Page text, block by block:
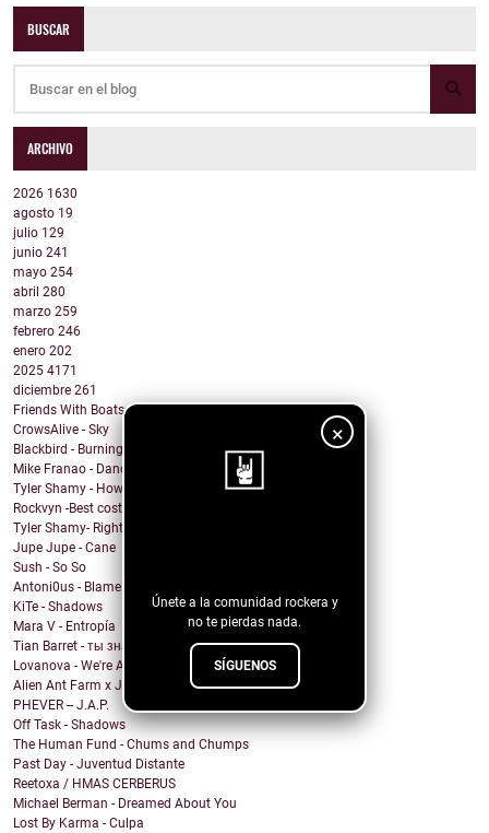
×
Únete a la comunidad rockera y
no te pierdas nada.
SÍGUENOS
BUSCAR
ARCHIVO
2026 1630
agosto 19
julio 129
junio 241
mayo 254
abril 280
marzo 259
febrero 246
enero 202
2025 4171
diciembre 261
Friends With Boats - What You Got
CrowsAlive - Sky
Blackbird - Burning Heart
Mike Franao - Dance for me
Tyler Shamy - How are you ok?
Rockvyn -Best costumer
Tyler Shamy- Right?
Jupe Jupe - Cane
Sush - So So
Antoni0us - Blame me
KiTe - Shadows
Mara V - Entropía
Tian Barret - ты знаешь, где мои ключи?
Lovanova - We're All In It Together
Alien Ant Farm x Judge & Jury - Bad Attitude
PHEVER -- J.A.P.
Off Task - Shadows
The Human Fund - Chums and Chumps
Past Day - Juventud Distante
Reetoxa / HMAS CERBERUS
Michael Berman - Dreamed About You
Lost By Karma - Culpa